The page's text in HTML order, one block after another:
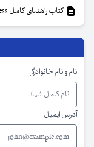
کتاب راهنمای کامل Interaction access
نام و نام خانوادگی
آدرس ایمیل